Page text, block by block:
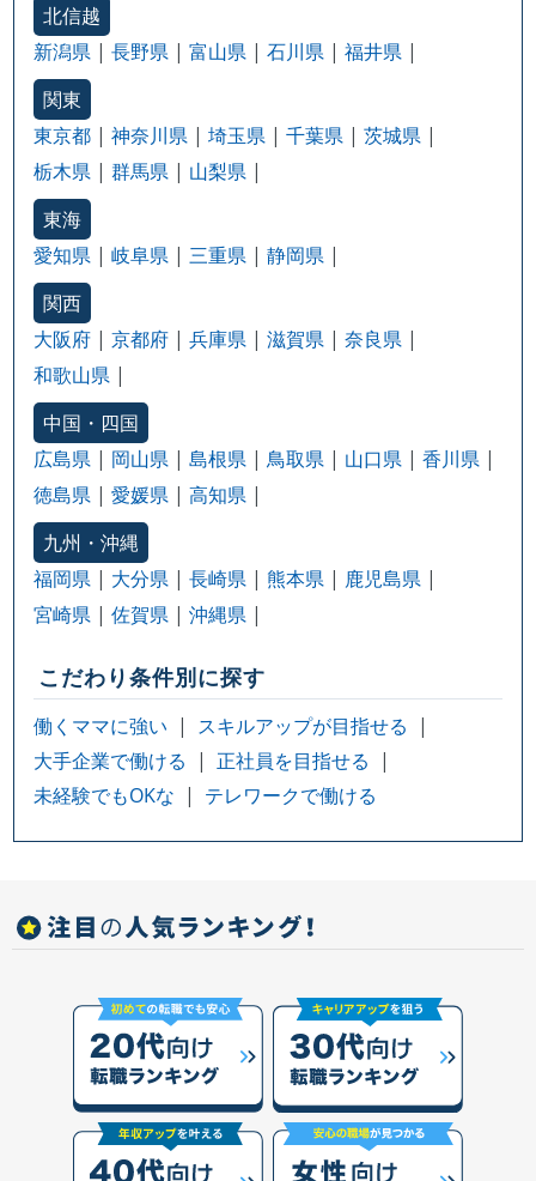
北信越
新潟県
長野県 富山県 石川県
福井県
関東
東京都
神奈川県 埼玉県 千葉県
茨城県
栃木県
群馬県
山梨県
東海
愛知県
岐阜県 三重県
静岡県
関西
大阪府
京都府 兵庫県 滋賀県
奈良県
和歌山県
中国・四国
広島県
岡山県 島根県 鳥取県 山口県
香川県
徳島県
愛媛県
高知県
九州・沖縄
福岡県
大分県 長崎県 熊本県
鹿児島県
宮崎県
佐賀県 沖縄県
こだわり条件別に探す
働くママに強い
スキルアップが目指せる
大手企業で働ける
正社員を目指せる
未経験でもOKな
テレワークで働ける